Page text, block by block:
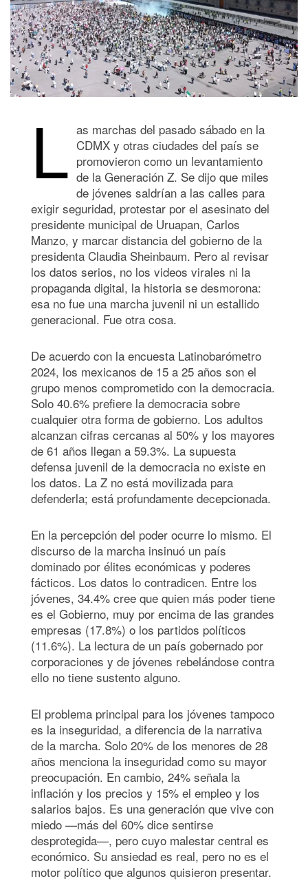
L as marchas del pasado sábado en la
CDMX y otras ciudades del país se
promovieron como un levantamiento
de la Generación Z. Se dijo que miles
de jóvenes saldrían a las calles para
exigir seguridad, protestar por el asesinato del
presidente municipal de Uruapan, Carlos
Manzo, y marcar distancia del gobierno de la
presidenta Claudia Sheinbaum. Pero al revisar
los datos serios, no los videos virales ni la
propaganda digital, la historia se desmorona:
esa no fue una marcha juvenil ni un estallido
generacional. Fue otra cosa.
De acuerdo con la encuesta Latinobarómetro
2024, los mexicanos de 15 a 25 años son el
grupo menos comprometido con la democracia.
Solo 40.6% prefiere la democracia sobre
cualquier otra forma de gobierno. Los adultos
alcanzan cifras cercanas al 50% y los mayores
de 61 años llegan a 59.3%. La supuesta
defensa juvenil de la democracia no existe en
los datos. La Z no está movilizada para
defenderla; está profundamente decepcionada.
En la percepción del poder ocurre lo mismo. El
discurso de la marcha insinuó un país
dominado por élites económicas y poderes
fácticos. Los datos lo contradicen. Entre los
jóvenes, 34.4% cree que quien más poder tiene
es el Gobierno, muy por encima de las grandes
empresas (17.8%) o los partidos políticos
(11.6%). La lectura de un país gobernado por
corporaciones y de jóvenes rebelándose contra
ello no tiene sustento alguno.
El problema principal para los jóvenes tampoco
es la inseguridad, a diferencia de la narrativa
de la marcha. Solo 20% de los menores de 28
años menciona la inseguridad como su mayor
preocupación. En cambio, 24% señala la
inflación y los precios y 15% el empleo y los
salarios bajos. Es una generación que vive con
miedo —más del 60% dice sentirse
desprotegida—, pero cuyo malestar central es
económico. Su ansiedad es real, pero no es el
motor político que algunos quisieron presentar.